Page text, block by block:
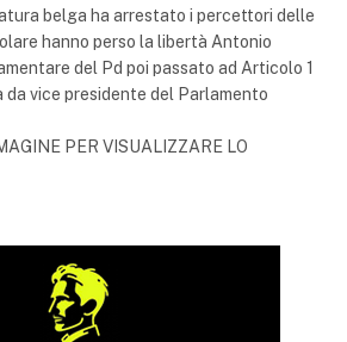
belga ha arrestato i percettori delle
hanno perso la libertà Antonio
del Pd poi passato ad Articolo 1
da vice presidente del Parlamento
PER VISUALIZZARE LO